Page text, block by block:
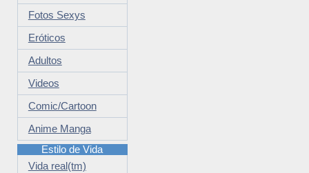
Fotos Sexys
Eróticos
Adultos
Videos
Comic/Cartoon
Anime Manga
Estilo de Vida
Vida real(tm)